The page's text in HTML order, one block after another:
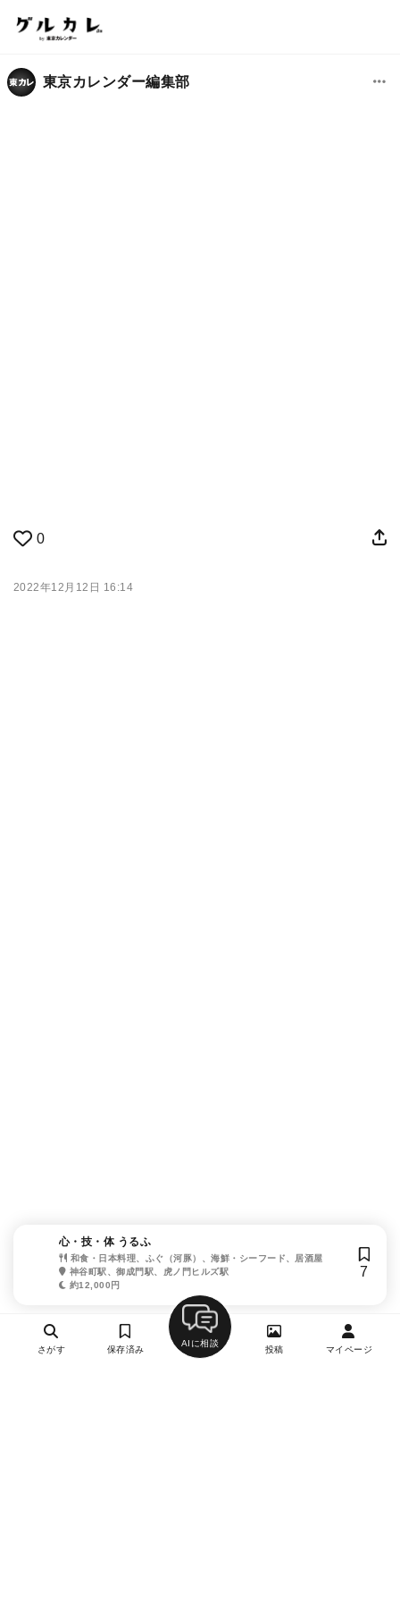
東京カレンダー編集部
0
2022年12月12日 16:14
心・技・体 うるふ
和食・日本料理、ふぐ（河豚）、海鮮・シーフード、居酒屋
神谷町駅、御成門駅、虎ノ門ヒルズ駅
約12,000円
7
さがす 保存済み
AIに相談
投稿 マイページ